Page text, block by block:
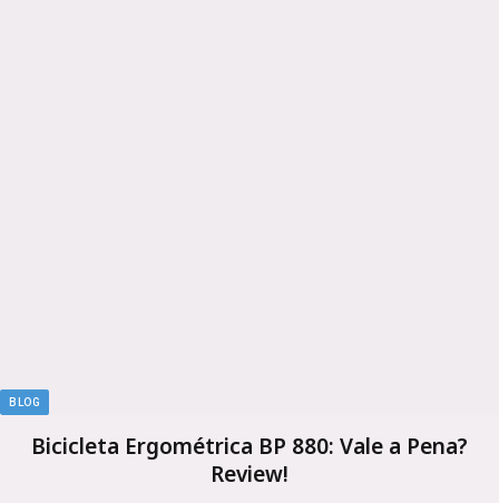
BLOG
Bicicleta Ergométrica BP 880: Vale a Pena?
Review!